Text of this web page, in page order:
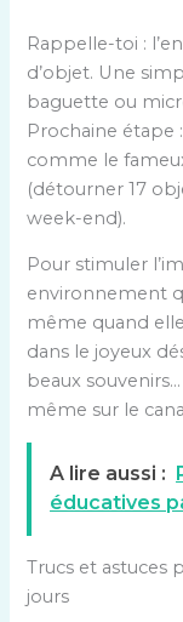
Rappelle-toi :
d’objet. Une
baguette ou
Prochaine étape
comme le
(détourner 17
week-end).
Pour stimuler
environnement
même quand
dans le joyeux
beaux
même sur le
A lire aussi :
éducatives
Trucs et astuces
jours